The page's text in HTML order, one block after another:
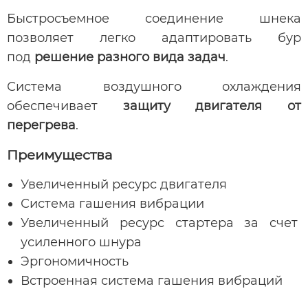
Быстросъемное соединение шнека
позволяет легко адаптировать бур
под решение разного вида задач.
Система воздушного охлаждения
обеспечивает защиту двигателя от
перегрева.
Преимущества
Увеличенный ресурс двигателя
Система гашения вибрации
Увеличенный ресурс стартера за счет
усиленного шнура
Эргономичность
Встроенная система гашения вибраций